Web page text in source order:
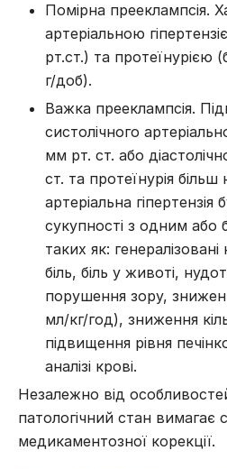
Помірна прееклампсія.
артеріальною
рт.ст.) та протеїнурією
г/доб).
Важка прееклампсія.
систолічного
мм рт. ст. або
ст. та протеїнурія
артеріальна
сукупності з одним або
таких як:
біль, біль у животі,
порушення зору,
мл/кг/год), зниження
підвищення рівня
аналізі крові.
Незалежно від
патологічний стан вимагає
медикаментозної корекції.